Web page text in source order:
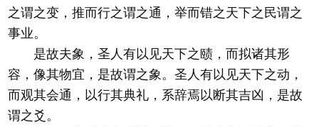
之谓之变，推而行之谓之通，举而错之天下之民谓之
事业。
是故夫象，圣人有以见天下之赜，而拟诸其形
容，像其物宜，是故谓之象。圣人有以见天下之动，
而观其会通，以行其典礼，系辞焉以断其吉凶，是故
谓之爻。